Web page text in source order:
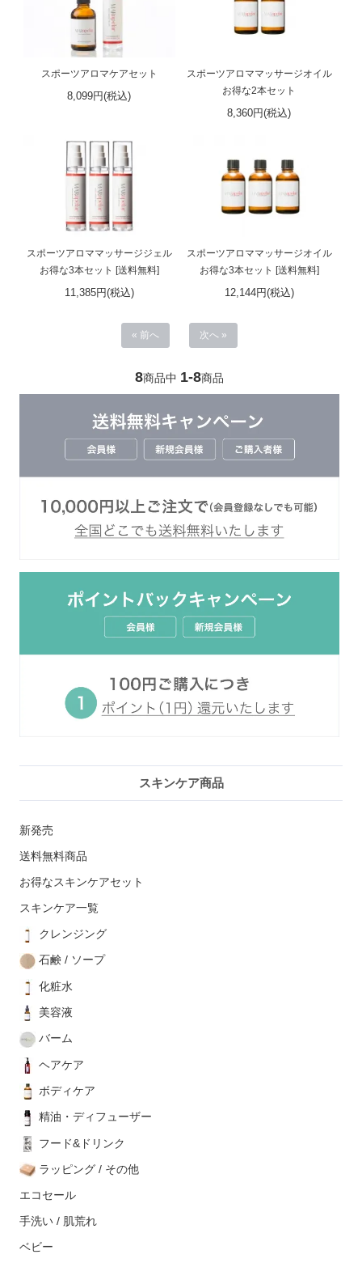
スポーツアロマケアセット
8,099円(税込)
スポーツアロママッサージオイル
お得な2本セット
8,360円(税込)
スポーツアロママッサージジェル
お得な3本セット [送料無料]
11,385円(税込)
スポーツアロママッサージオイル
お得な3本セット [送料無料]
12,144円(税込)
« 前へ 次へ »
8商品中 1-8商品
スキンケア商品
新発売
送料無料商品
お得なスキンケアセット
スキンケア一覧
クレンジング
石鹸 / ソープ
化粧水
美容液
バーム
ヘアケア
ボディケア
精油・ディフューザー
フード&ドリンク
ラッピング / その他
エコセール
手洗い / 肌荒れ
ベビー